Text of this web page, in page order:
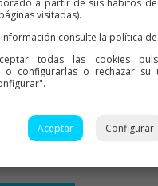
a partir de sus hábitos
visitadas).
consulte la política
todas las cookies
o configurarlas o rechazar su
Aceptar Configurar